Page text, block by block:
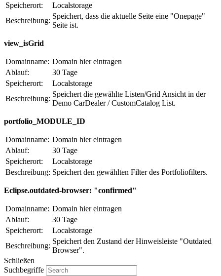
Speicherort:
Localstorage
Beschreibung:
Speichert, dass die aktuelle Seite eine "Onepage"
Seite ist.
view_isGrid
Domainname: Domain hier eintragen
Ablauf:
30 Tage
Speicherort:
Localstorage
Beschreibung:
Speichert die gewählte Listen/Grid Ansicht in der
Demo CarDealer / CustomCatalog List.
portfolio_MODULE_ID
Domainname: Domain hier eintragen
Ablauf:
30 Tage
Speicherort:
Localstorage
Beschreibung: Speichert den gewählten Filter des Portfoliofilters.
Eclipse.outdated-browser: "confirmed"
Domainname: Domain hier eintragen
Ablauf:
30 Tage
Speicherort:
Localstorage
Beschreibung:
Speichert den Zustand der Hinweisleiste "Outdated
Browser".
Schließen
Suchbegriffe